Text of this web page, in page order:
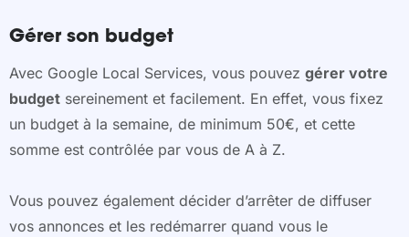
Gérer son budget
Avec Google Local Services, vous pouvez gérer votre
budget sereinement et facilement. En effet, vous fixez
un budget à la semaine, de minimum 50€, et cette
somme est contrôlée par vous de A à Z.
Vous pouvez également décider d’arrêter de diffuser
vos annonces et les redémarrer quand vous le